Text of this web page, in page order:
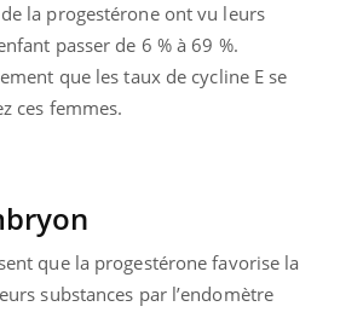
la progestérone ont vu leurs
passer de 6 % à 69 %.
que les taux de cycline E se
ces femmes.
que la progestérone favorise la
substances par l’endomètre